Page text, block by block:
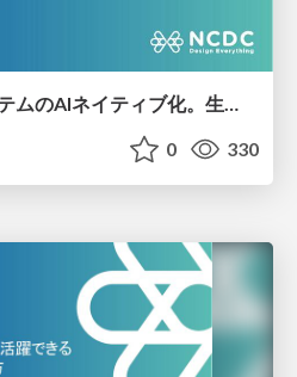
UIから考える業務システムのAIネイティブ化。生成AI導入を最適化するためのUX/UI設計とは？
0 330